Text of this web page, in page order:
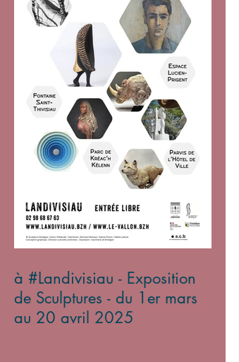
à #Landivisiau - Exposition
de Sculptures - du 1er mars
au 20 avril 2025